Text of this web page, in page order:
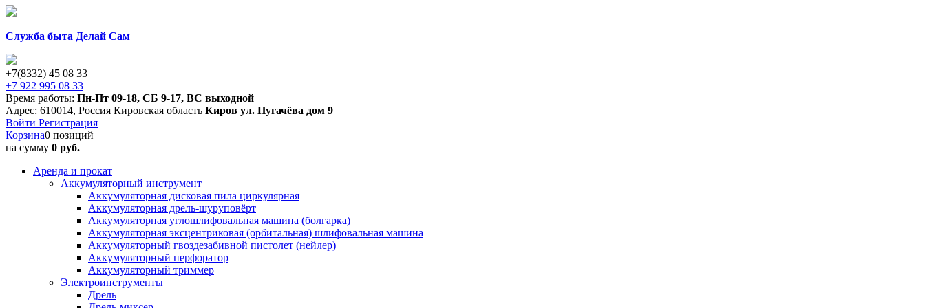
Служба быта Делай Сам
+7(8332) 45 08 33
+7 922 995 08 33
Время работы: Пн-Пт 09-18, СБ 9-17, ВС выходной
Адрес: 610014, Россия Кировская область Киров ул. Пугачёва дом 9
Войти Регистрация
Корзина0 позиций
на сумму 0 руб.
Аренда и прокат
Аккумуляторный инструмент
Аккумуляторная дисковая пила циркулярная
Аккумуляторная дрель-шуруповёрт
Аккумуляторная углошлифовальная машина (болгарка)
Аккумуляторная эксцентриковая (орбитальная) шлифовальная машина
Аккумуляторный гвоздезабивной пистолет (нейлер)
Аккумуляторный перфоратор
Аккумуляторный триммер
Электроинструменты
Дрель